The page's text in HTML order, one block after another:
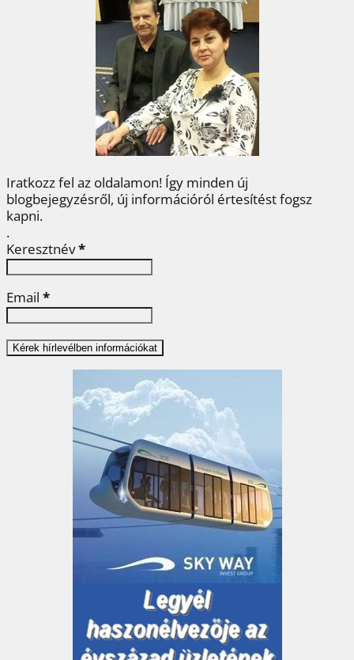
b
o
k
t
e
r
e
e
s
t
e
d
I
n
a
e
g
Iratkozz fel az oldalamon! Így minden új
blogbejegyzésről, új információról értesítést fogsz
kapni.
.
Keresztnév*
Email *